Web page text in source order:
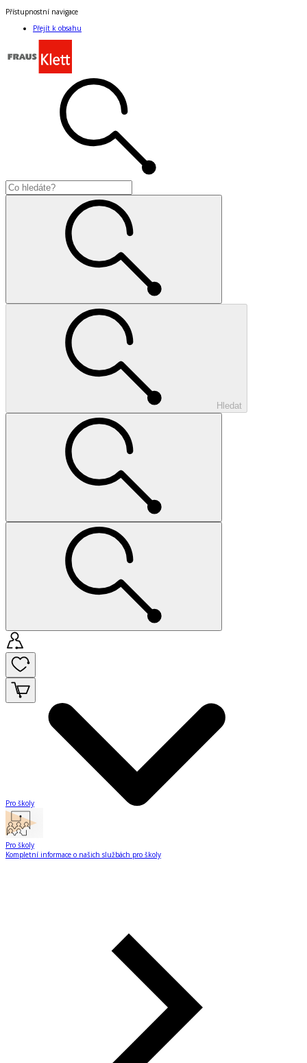
Přístupnostní navigace
Přejít k obsahu
Hledat
Pro školy
Pro školy
Kompletní informace o našich službách pro školy